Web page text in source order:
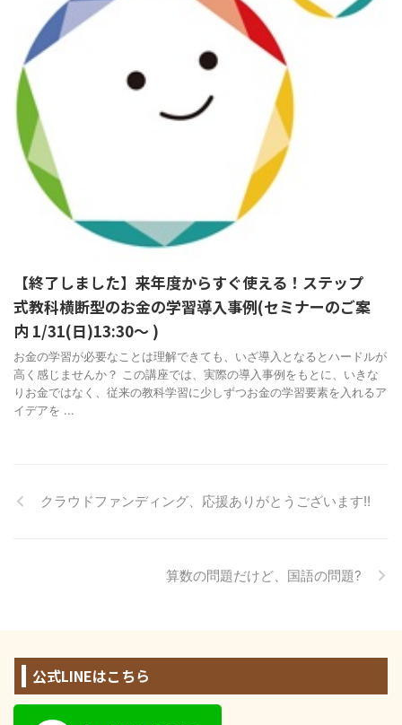
【終了しました】来年度からすぐ使える！ステップ
式教科横断型のお金の学習導入事例(セミナーのご案
内 1/31(日)13:30～ )
お金の学習が必要なことは理解できても、いざ導入となるとハードルが
高く感じませんか？ この講座では、実際の導入事例をもとに、いきな
りお金ではなく、従来の教科学習に少しずつお金の学習要素を入れるア
イデアを ...
クラウドファンディング、応援ありがとうございます!!
算数の問題だけど、国語の問題?
公式LINEはこちら